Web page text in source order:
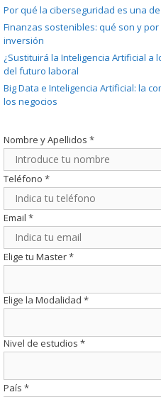
Por qué la ciberseguridad es una
Finanzas sostenibles: qué son y
inversión
¿Sustituirá la Inteligencia Artificial
del futuro laboral
Big Data e Inteligencia Artificial: la
los negocios
Nombre y Apellidos *
Teléfono *
Email *
Elige tu Master*
Elige la Modalidad *
Nivel de estudios *
País *